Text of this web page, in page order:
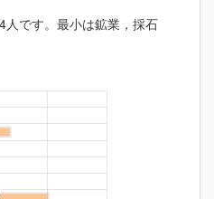
です。最小は鉱業，採石